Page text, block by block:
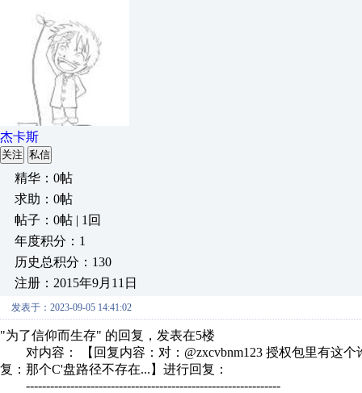
杰卡斯
关注 私信
精华：0帖
求助：0帖
帖子：0帖 | 1回
年度积分：1
历史总积分：130
注册：2015年9月11日
发表于：2023-09-05 14:41:02
"为了信仰而生存" 的回复，发表在5楼
对内容： 【回复内容：对：@zxcvbnm123 授权包里有这
复：那个C'盘路径不存在...】进行回复：
---------------------------------------------------------------